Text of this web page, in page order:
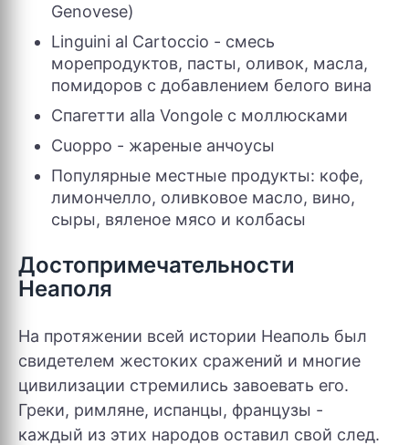
Genovese)
Linguini al Cartoccio - смесь
морепродуктов, пасты, оливок, масла,
помидоров с добавлением белого вина
Спагетти alla Vongole с моллюсками
Cuoppo - жареные анчоусы
Популярные местные продукты: кофе,
лимончелло, оливковое масло, вино,
сыры, вяленое мясо и колбасы
Достопримечательности
Неаполя
На протяжении всей истории Неаполь был
свидетелем жестоких сражений и многие
цивилизации стремились завоевать его.
Греки, римляне, испанцы, французы -
каждый из этих народов оставил свой след.